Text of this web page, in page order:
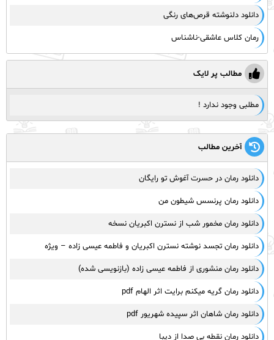
دانلود دلنوشته قرص‌های رنگی
رمان کلاس عاشقی-ناشناس
مطالب پر لایک
مطلبی وجود ندارد !
آخرین مطالب
دانلود رمان در حسرت آغوش تو رایگان
دانلود رمان پرنسس شیطون من
دانلود رمان مخمور شب از نسترن اکبریان نسخه
دانلود رمان تجسد نوشته نسترن اکبریان و فاطمه عیسی زاده – ویژه
دانلود رمان منشوری از فاطمه عیسی زاده (بازنویسی شده)
دانلود رمان گریه میکنم برایت اثر الهام pdf
دانلود رمان شاهان اثر سپیده شهریور pdf
دانلود رمان نقطه بی صدا از دیبا